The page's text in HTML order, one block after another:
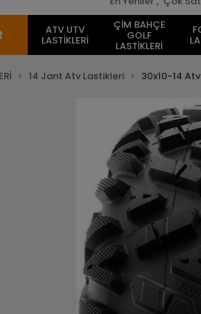
ATV UTV
LASTİKLERİ
ÇİM BAHÇE
GOLF
LASTİKLERİ
14 Jant Atv Lastikleri 30x10-14